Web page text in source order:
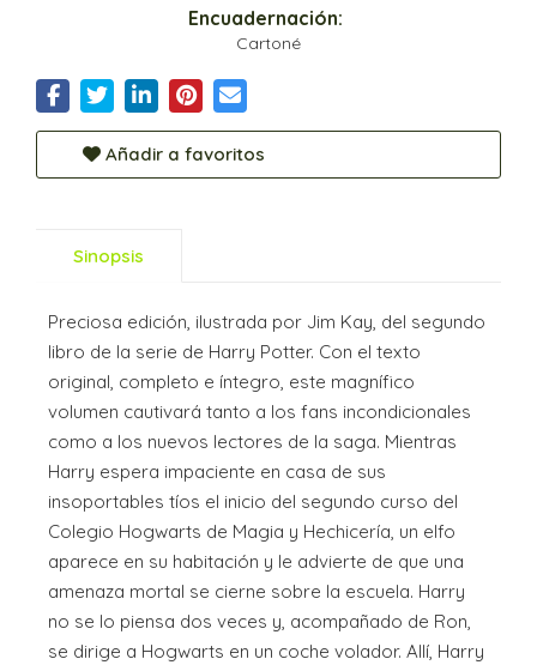
Encuadernación:
Cartoné
Añadir a favoritos
Sinopsis
Preciosa edición, ilustrada por Jim Kay, del segundo
libro de la serie de Harry Potter. Con el texto
original, completo e íntegro, este magnífico
volumen cautivará tanto a los fans incondicionales
como a los nuevos lectores de la saga. Mientras
Harry espera impaciente en casa de sus
insoportables tíos el inicio del segundo curso del
Colegio Hogwarts de Magia y Hechicería, un elfo
aparece en su habitación y le advierte de que una
amenaza mortal se cierne sobre la escuela. Harry
no se lo piensa dos veces y, acompañado de Ron,
se dirige a Hogwarts en un coche volador. Allí, Harry